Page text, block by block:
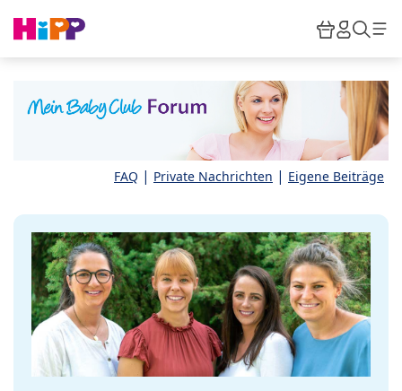
HiPP
FAQ | Private Nachrichten | Eigene Beiträge